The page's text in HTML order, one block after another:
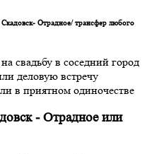
Отрадное/ трансфер любого
свадьбу в соседний город
деловую встречу
в приятном одиночестве
- Отрадное или